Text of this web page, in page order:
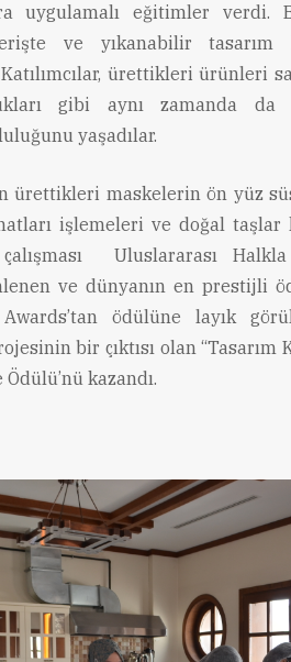
uygulamalı eğitimler verdi.
ve yıkanabilir tasarım
ürettikleri ürünleri
gibi aynı zamanda da
yaşadılar.
ürettikleri maskelerin ön yüz
işlemeleri ve doğal taşlar
Uluslararası
ve dünyanın en prestijli
ödülüne layık
bir çıktısı olan “Tasarım
kazandı.